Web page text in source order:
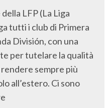
LFP (La Liga
tutti i club di Primera
División, con una
per tutelare la qualità
sempre più
all’estero. Ci sono